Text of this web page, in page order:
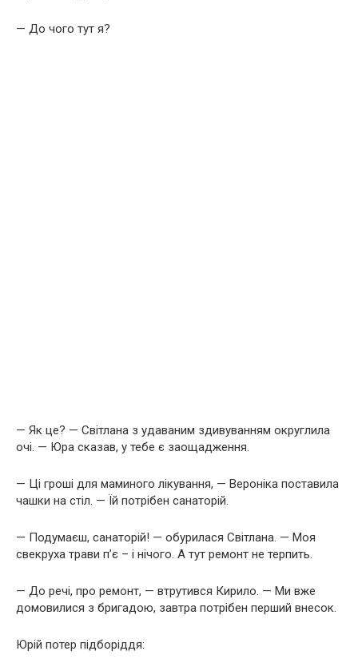
— До чого тут я?
— Як це? — Світлана з удаваним здивуванням округлила
очі. — Юра сказав, у тебе є заощадження.
— Ці гроші для маминого лікування, — Вероніка поставила
чашки на стіл. — Їй потрібен санаторій.
— Подумаєш, санаторій! — обурилася Світлана. — Моя
свекруха трави п’є – і нічого. А тут ремонт не терпить.
— До речі, про ремонт, — втрутився Кирило. — Ми вже
домовилися з бригадою, завтра потрібен перший внесок.
Юрій потер підборіддя: